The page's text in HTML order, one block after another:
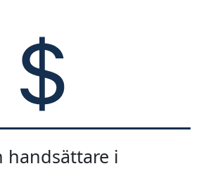
handsättare i